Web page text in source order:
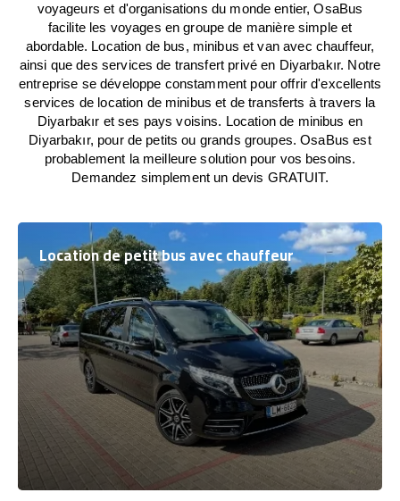
voyageurs et d'organisations du monde entier, OsaBus
facilite les voyages en groupe de manière simple et
abordable. Location de bus, minibus et van avec chauffeur,
ainsi que des services de transfert privé en Diyarbakır. Notre
entreprise se développe constamment pour offrir d'excellents
services de location de minibus et de transferts à travers la
Diyarbakır et ses pays voisins. Location de minibus en
Diyarbakır, pour de petits ou grands groupes. OsaBus est
probablement la meilleure solution pour vos besoins.
Demandez simplement un devis GRATUIT.
Location de petit bus avec chauffeur